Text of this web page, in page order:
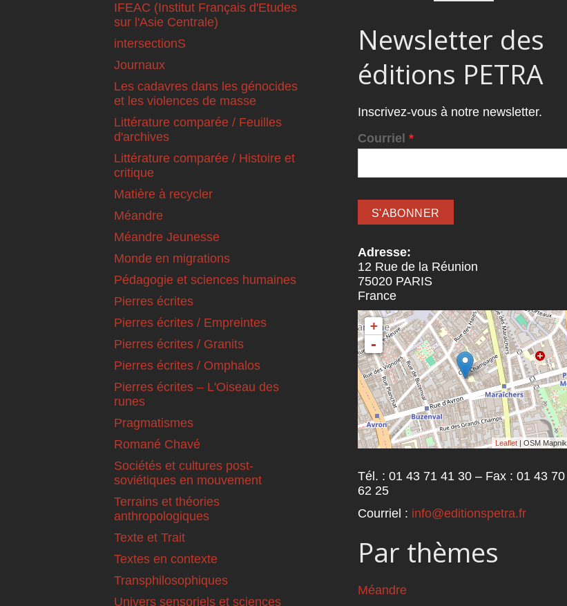
IFEAC (Institut Français d'Etudes
sur l'Asie Centrale)
intersectionS
Journaux
Les cadavres dans les génocides
et les violences de masse
Littérature comparée / Feuilles
d'archives
Littérature comparée / Histoire et
critique
Matière à recycler
Méandre
Méandre Jeunesse
Monde en migrations
Pédagogie et sciences humaines
Pierres écrites
Pierres écrites / Empreintes
Pierres écrites / Granits
Pierres écrites / Omphalos
Pierres écrites – L'Oiseau des
runes
Pragmatismes
Romané Chavé
Sociétés et cultures post-
soviétiques en mouvement
Terrains et théories
anthropologiques
Texte et Trait
Textes en contexte
Transphilosophiques
Univers sensoriels et sciences
Newsletter des
éditions PETRA
Inscrivez-vous à notre newsletter.
Courriel *
Adresse:
12 Rue de la Réunion
75020 PARIS
France
+
-
Leaflet | OSM Mapnik
Tél. : 01 43 71 41 30 – Fax : 01 43 70
62 25
Courriel : info@editionspetra.fr
Par thèmes
Méandre